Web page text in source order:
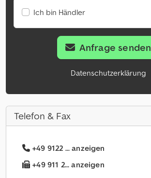
Ich bin Händler
Anfrage senden
Datenschutzerklärung
Telefon & Fax
+49 9122 ... anzeigen
+49 911 2... anzeigen